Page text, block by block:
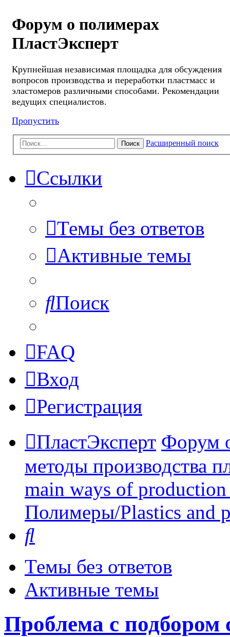
Форум о полимерах
ПластЭксперт
Крупнейшая независимая площадка для обсуждения
вопросов производства и переработки пластмасс и
эластомеров различными способами. Рекомендации
ведущих специалистов.
Пропустить
Поиск Расширенный поиск
Ссылки
Темы без ответов
Активные темы
Поиск
FAQ
Вход
Регистрация
ПластЭксперт Форум
методы производства
main ways of
Полимеры/Plastics and
Темы без ответов
Активные темы
Проблема с подбором